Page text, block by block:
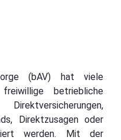
(bAV) hat viele
betriebliche
Direktzusagen oder
werden. Mit der